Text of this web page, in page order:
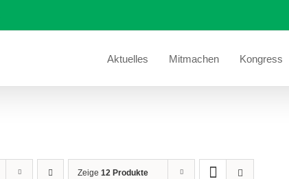
Aktuelles Mitmachen Kongress
Zeige 12 Produkte